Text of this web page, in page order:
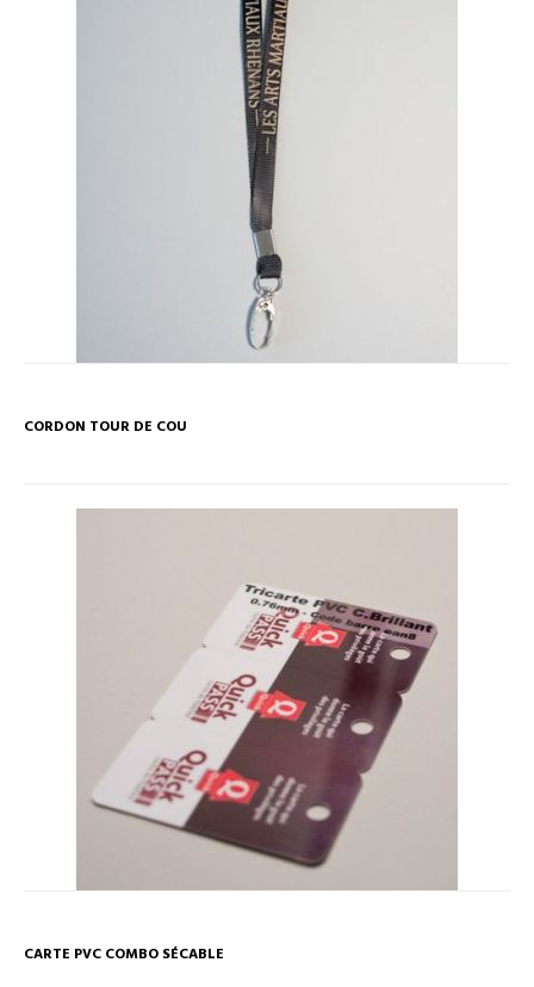
CORDON TOUR DE COU
CARTE PVC COMBO SÉCABLE